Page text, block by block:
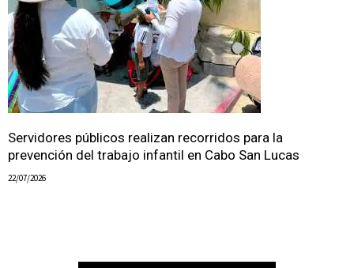
Servidores públicos realizan recorridos para la
prevención del trabajo infantil en Cabo San Lucas
22/07/2026